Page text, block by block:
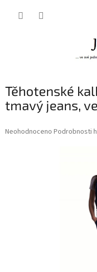
Těhotenské
tmavý jeans,
Průměrné
Neohodnoceno Podrobnosti